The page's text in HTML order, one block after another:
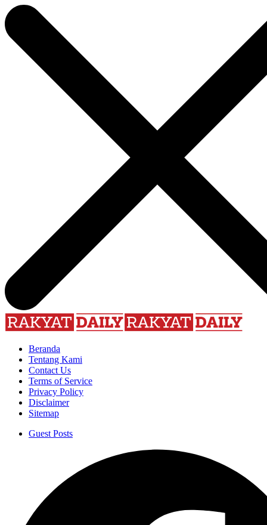
Beranda
Tentang Kami
Contact Us
Terms of Service
Privacy Policy
Disclaimer
Sitemap
Guest Posts